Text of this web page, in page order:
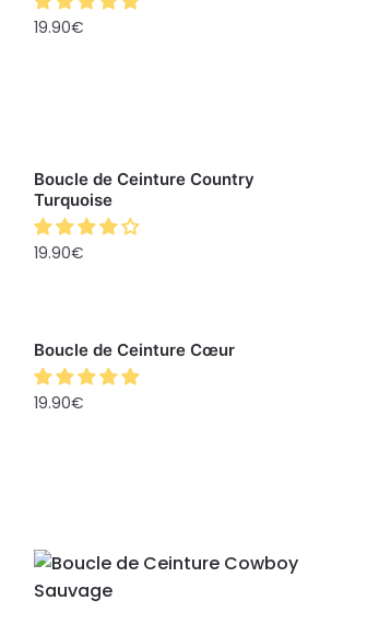
19.90€
Boucle de Ceinture Country
Turquoise
19.90€
Boucle de Ceinture Cœur
19.90€